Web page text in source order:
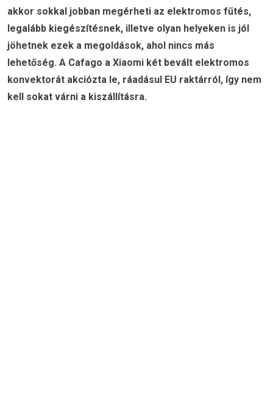
akkor sokkal jobban megérheti az elektromos fűtés,
legalább kiegészítésnek, illetve olyan helyeken is jól
jöhetnek ezek a megoldások, ahol nincs más
lehetőség. A Cafago a Xiaomi két bevált elektromos
konvektorát akciózta le, ráadásul EU raktárról, így nem
kell sokat várni a kiszállításra.